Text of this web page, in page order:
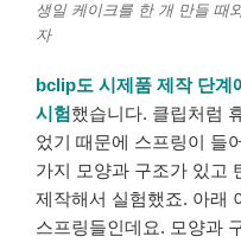
생일 케이크를 한 개 만들 때
자
bclip도 시제품 제작 단계
시험했습니다. 클립처럼
었기 때문에 스프링이 들
가지 모양과 구조가 있고
제작해서 실험했죠. 아래
스프링들인데요. 모양과